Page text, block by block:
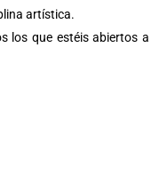
artística.
los que estéis abiertos a